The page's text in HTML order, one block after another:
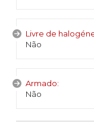
Livre de
Não
Armado:
Não